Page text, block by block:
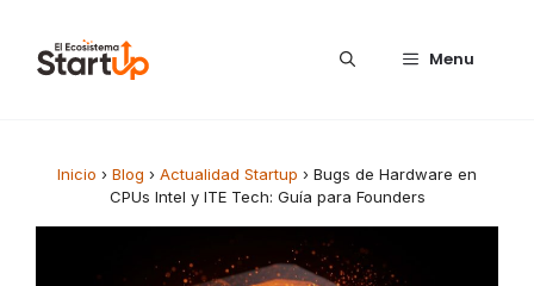
Menu
Inicio › Blog › Actualidad Startup › Bugs de Hardware en
CPUs Intel y ITE Tech: Guía para Founders